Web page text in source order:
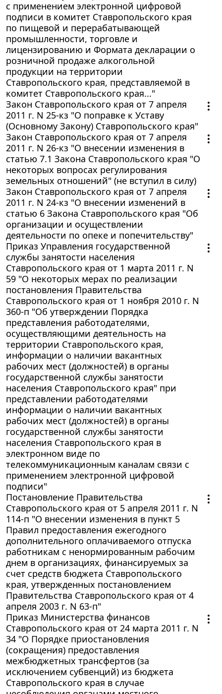
с применением электронной цифровой
подписи в комитет Ставропольского края
по пищевой и перерабатывающей
промышленности, торговле и
лицензированию и Формата декларации о
розничной продаже алкогольной
продукции на территории
Ставропольского края, представляемой в
комитет Ставропольского края..."
Закон Ставропольского края от 7 апреля
2011 г. N 25-кз "О поправке к Уставу
(Основному Закону) Ставропольского края"
Закон Ставропольского края от 7 апреля
2011 г. N 26-кз "О внесении изменения в
статью 7.1 Закона Ставропольского края "О
некоторых вопросах регулирования
земельных отношений" (не вступил в силу)
Закон Ставропольского края от 7 апреля
2011 г. N 24-кз "О внесении изменений в
статью 6 Закона Ставропольского края "Об
организации и осуществлении
деятельности по опеке и попечительству"
Приказ Управления государственной
службы занятости населения
Ставропольского края от 1 марта 2011 г. N
59 "О некоторых мерах по реализации
постановления Правительства
Ставропольского края от 1 ноября 2010 г. N
360-п "Об утверждении Порядка
представления работодателями,
осуществляющими деятельность на
территории Ставропольского края,
информации о наличии вакантных
рабочих мест (должностей) в органы
государственной службы занятости
населения Ставропольского края" при
представлении работодателями
информации о наличии вакантных
рабочих мест (должностей) в органы
государственной службы занятости
населения Ставропольского края в
электронном виде по
телекоммуникационным каналам связи с
применением электронной цифровой
подписи"
Постановление Правительства
Ставропольского края от 5 апреля 2011 г. N
114-п "О внесении изменения в пункт 5
Правил предоставления ежегодного
дополнительного оплачиваемого отпуска
работникам с ненормированным рабочим
днем в организациях, финансируемых за
счет средств бюджета Ставропольского
края, утвержденных постановлением
Правительства Ставропольского края от 4
апреля 2003 г. N 63-п"
Приказ Министерства финансов
Ставропольского края от 24 марта 2011 г. N
34 "О Порядке приостановления
(сокращения) предоставления
межбюджетных трансфертов (за
исключением субвенций) из бюджета
Ставропольского края в случае